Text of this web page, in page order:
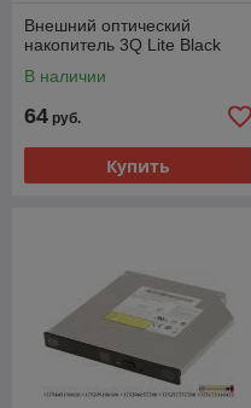
Внешний оптический
накопитель 3Q Lite Black
В наличии
64 руб.
Купить